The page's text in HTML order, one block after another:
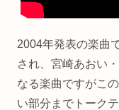
2004年発表の楽曲
され、宮崎あおい
なる楽曲ですがこ
い部分までトーク